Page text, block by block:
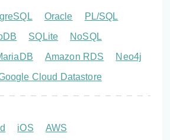
Oracle
PL/SQL
SQLite
NoSQL
Amazon RDS
Neo4j
Cloud Datastore
iOS AWS